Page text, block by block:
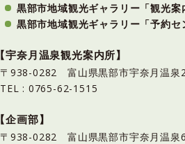
黒部市地域観光ギャラリー「観光案
黒部市地域観光ギャラリー「予約セ
【宇奈月温泉観光案内所】
〒938-0282 富山県黒部市宇奈月温泉
TEL : 0765-62-1515
【企画部】
〒938-0282 富山県黒部市宇奈月温泉